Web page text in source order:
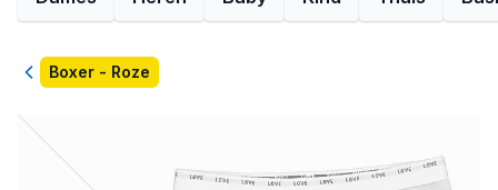
TerugBoxer - Roze